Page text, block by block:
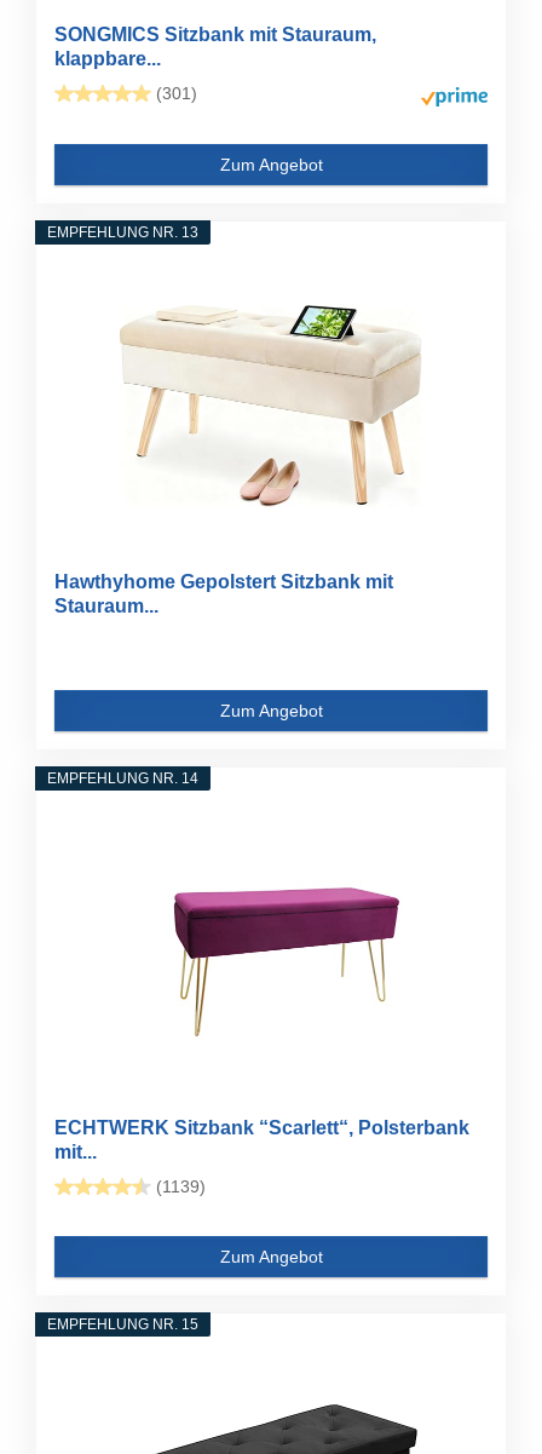
SONGMICS Sitzbank mit Stauraum,
klappbare...
(301)
Zum Angebot
EMPFEHLUNG NR. 13
Hawthyhome Gepolstert Sitzbank mit
Stauraum...
Zum Angebot
EMPFEHLUNG NR. 14
ECHTWERK Sitzbank “Scarlett“, Polsterbank
mit...
(1139)
Zum Angebot
EMPFEHLUNG NR. 15